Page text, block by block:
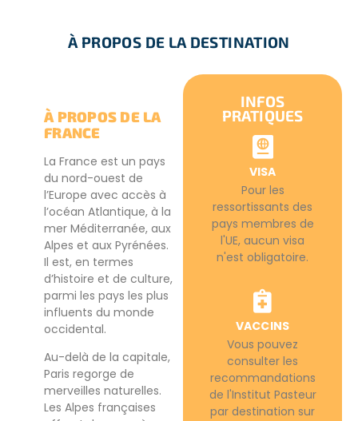
À PROPOS DE LA DESTINATION
À PROPOS DE LA
FRANCE
La France est un pays
du nord-ouest de
l’Europe avec accès à
l’océan Atlantique, à la
mer Méditerranée, aux
Alpes et aux Pyrénées.
Il est, en termes
d’histoire et de culture,
parmi les pays les plus
influents du monde
occidental.
Au-delà de la capitale,
Paris regorge de
merveilles naturelles.
Les Alpes françaises
INFOS
PRATIQUES
VISA
Pour les
ressortissants des
pays membres de
l'UE, aucun visa
n'est obligatoire.
VACCINS
Vous pouvez
consulter les
recommandations
de l'Institut Pasteur
par destination sur